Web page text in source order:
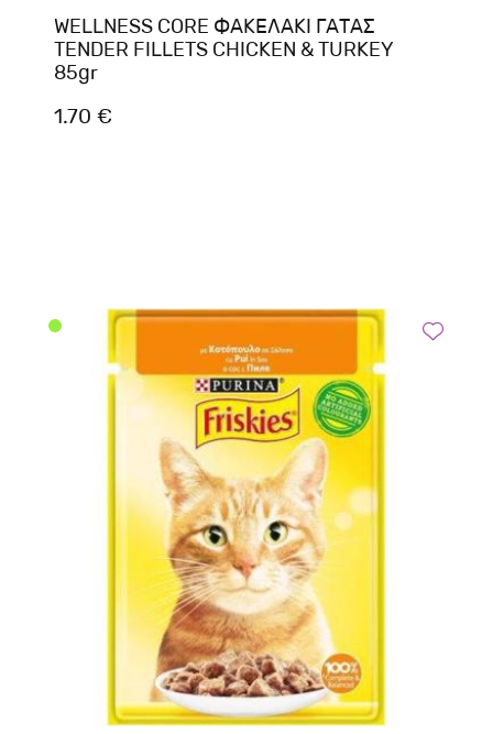
WELLNESS CORE ΦΑΚΕΛΑΚΙ ΓΑΤΑΣ
TENDER FILLETS CHICKEN & TURKEY
85gr
1.70 €